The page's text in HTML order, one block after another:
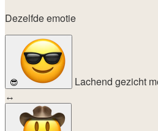
Dezelfde emotie
😎
Lachend gezicht
↔